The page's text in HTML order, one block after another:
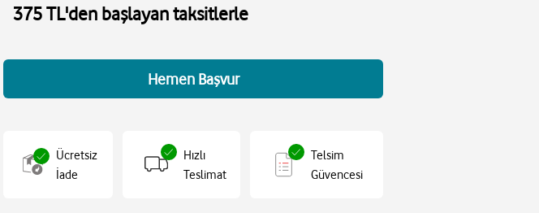
375 TL'den başlayan taksitlerle
Hemen Başvur
Ücretsiz
İade
Hızlı
Teslimat
Telsim
Güvencesi